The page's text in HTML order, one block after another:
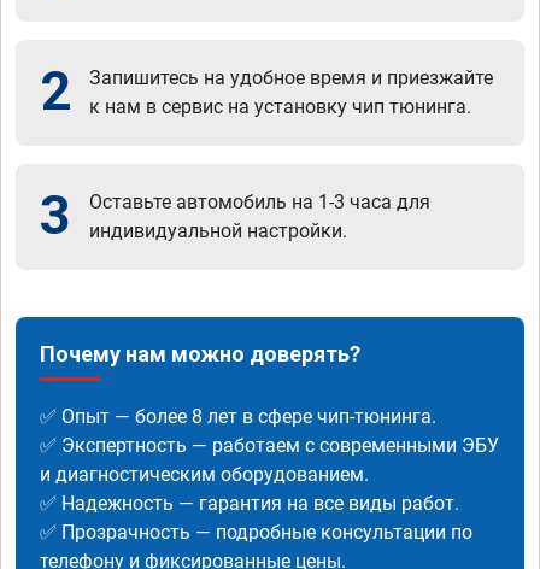
2
Запишитесь на удобное время и приезжайте
к нам в сервис на установку чип тюнинга.
3
Оставьте автомобиль на 1-3 часа для
индивидуальной настройки.
Почему нам можно доверять?
✅ Опыт — более 8 лет в сфере чип-тюнинга.
✅ Экспертность — работаем с современными ЭБУ
и диагностическим оборудованием.
✅ Надежность — гарантия на все виды работ.
✅ Прозрачность — подробные консультации по
телефону и фиксированные цены.